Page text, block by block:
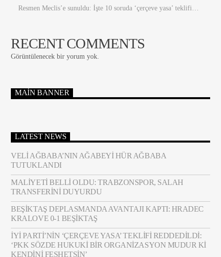
Resmen Meclis’e sunuldu: İşte 10 soruda ‘çerçeve yasa’ teklifi…
RECENT COMMENTS
Görüntülenecek bir yorum yok.
MAIN BANNER
LATEST NEWS
VELI AĞBABA’NIN AĞABEYI HÜR AĞBABA
TUTUKLANDI
MALIYETI BELLI OLDU: TRABZONSPOR, SALAH
TRANSFERINI DUYURDU
BEŞIKTAŞ DEPLASMANDA AVANTAJI KAPTI: HRADEC
KRALOVE 0-1 BEŞIKTAŞ
İYİ PARTI’NIN ‘ÇERÇEVE YASA’ TEKLIFI REDDEDILDI:
‘PKK SÖZDE HUKUKI BIR ORGANIZASYON MUDUR KI
KENDINI FESHETSIN’